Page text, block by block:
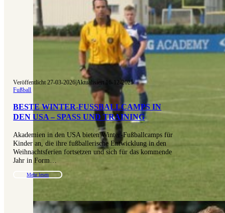
Veröffentlicht 27-03-2026|Aktualisiert 16-12-2025
Fußball
BESTE WINTER-FUSSBALLCAMPS IN D
EN USA – SPASS UND TRAINING
Akademien in den USA bieten Winter-Fußballcamps für
Kinder an, die ihre fußballerische Entwicklung in den
Weihnachtsferien fortsetzen und sich für das kommende
Jahr in Form…
Mehr lesen